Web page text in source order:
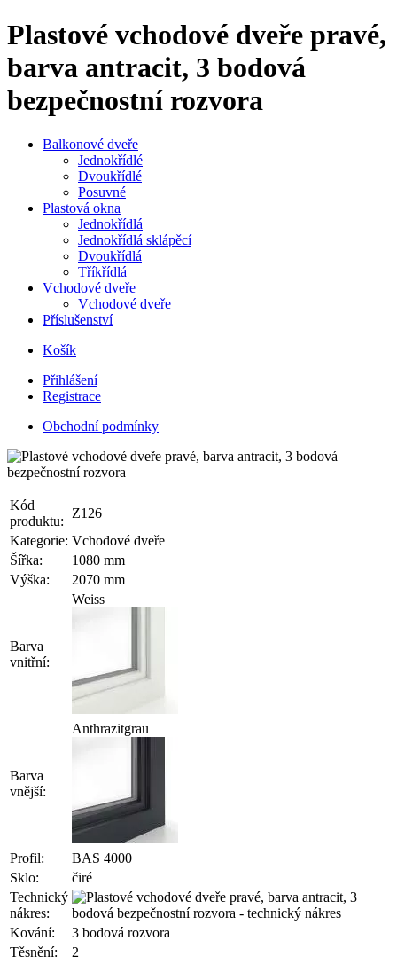
Plastové vchodové dveře pravé,
barva antracit, 3 bodová
bezpečnostní rozvora
Balkonové dveře
Jednokřídlé
Dvoukřídlé
Posuvné
Plastová okna
Jednokřídlá
Jednokřídlá sklápěcí
Dvoukřídlá
Tříkřídlá
Vchodové dveře
Vchodové dveře
Příslušenství
Košík
Přihlášení
Registrace
Obchodní podmínky
Kód
produktu:
Z126
Kategorie: Vchodové dveře
Šířka:
1080 mm
Výška:
2070 mm
Barva
vnitřní:
Weiss
Barva
vnější:
Anthrazitgrau
Profil:
BAS 4000
Sklo:
čiré
Technický
nákres:
Kování:
3 bodová rozvora
Těsnění:
2